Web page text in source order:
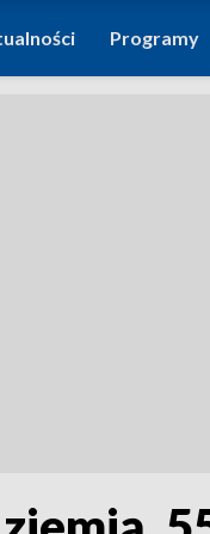
Programy